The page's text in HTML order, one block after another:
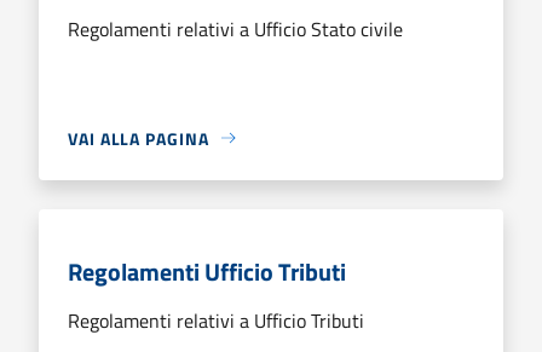
Regolamenti relativi a Ufficio Stato civile
VAI ALLA PAGINA
Regolamenti Ufficio Tributi
Regolamenti relativi a Ufficio Tributi